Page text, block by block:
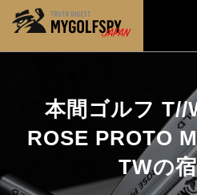
本間ゴルフ T//
ROSE PROTO
TWの
テストランキ
NEW RELEASES 新製品情報
ゴルフ上達・実践テク
LAB テスト・データ検証
※メーカー名やクラブ名など、検索した